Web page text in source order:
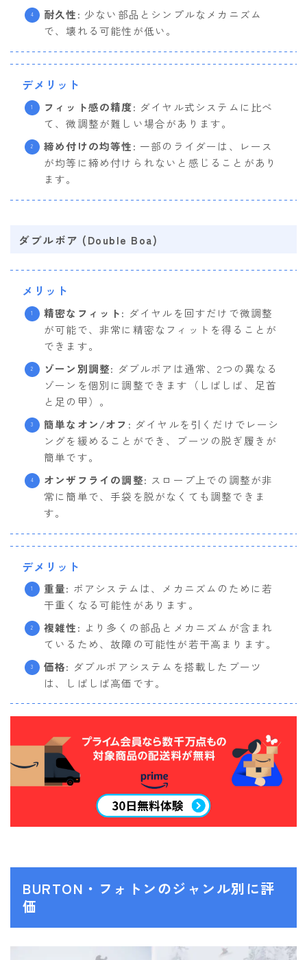
耐久性: 少ない部品とシンプルなメカニズム
で、壊れる可能性が低い。
デメリット
フィット感の精度: ダイヤル式システムに比べ
て、微調整が難しい場合があります。
締め付けの均等性: 一部のライダーは、レース
が均等に締め付けられないと感じることがあり
ます。
ダブルボア (Double Boa)
メリット
精密なフィット: ダイヤルを回すだけで微調整
が可能で、非常に精密なフィットを得ることが
できます。
ゾーン別調整: ダブルボアは通常、2つの異なる
ゾーンを個別に調整できます（しばしば、足首
と足の甲）。
簡単なオン/オフ : ダイヤルを引くだけでレーシ
ングを緩めることができ、ブーツの脱ぎ履きが
簡単です。
オンザフライの調整: スロープ上での調整が非
常に簡単で、手袋を脱がなくても調整できま
す。
デメリット
重量: ボアシステムは、メカニズムのために若
干重くなる可能性があります。
複雑性: より多くの部品とメカニズムが含まれ
ているため、故障の可能性が若干高まります。
価格: ダブルボアシステムを搭載したブーツ
は、しばしば高価です。
BURTON・フォトンのジャンル別に評
価